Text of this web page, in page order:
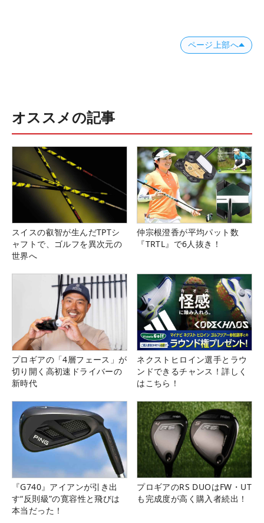
ページ上部へ
オススメの記事
スイスの叡智が生んだTPTシ
ャフトで、ゴルフを異次元の
世界へ
仲宗根澄香が平均パット数
『TRTL』で6人抜き！
プロギアの「4層フェース」が
切り開く高初速ドライバーの
新時代
ネクストヒロイン選手とラウ
ンドできるチャンス！詳しく
はこちら！
『G740』アイアンが引き出
す“反則級”の寛容性と飛びは
本当だった！
プロギアのRS DUOはFW・UT
も完成度が高く購入者続出！